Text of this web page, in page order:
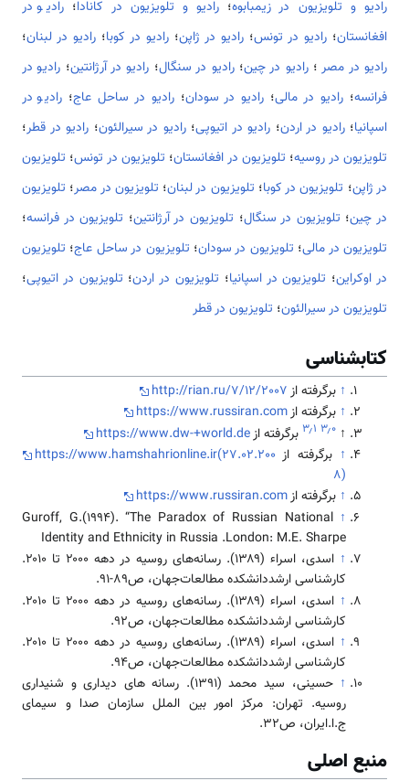
رادیو و تلویزیون در زیمبابوه؛ رادیو و تلویزیون در کانادا؛ رادیو در
افغانستان؛ رادیو در تونس؛ رادیو در ژاپن؛ رادیو در کوبا؛ رادیو در لبنان؛
رادیو در مصر؛رادیو در چین؛رادیو در سنگال؛ رادیو در آرژانتین؛ رادیو در
فرانسه؛ رادیو در مالی؛ رادیو در سودان؛رادیو در ساحل عاج؛رادیو در
اسپانیا؛رادیو در اردن؛ رادیو در اتیوپی؛رادیو در سیرالئون؛ رادیو در قطر؛
تلویزیون در روسیه؛ تلویزیون در افغانستان؛ تلویزیون در تونس؛ تلویزیون
در ژاپن؛ تلویزیون در کوبا؛ تلویزیون در لبنان؛ تلویزیون در مصر؛ تلویزیون
در چین؛ تلویزیون در سنگال؛ تلویزیون در آرژانتین؛ تلویزیون در فرانسه؛
تلویزیون در مالی؛ تلویزیون در سودان؛ تلویزیون در ساحل عاج؛ تلویزیون
در اوکراین؛ تلویزیون در اسپانیا؛ تلویزیون در اردن؛ تلویزیون در اتیوپی؛
تلویزیون در سیرالئون؛ تلویزیون در قطر
کتابشناسی
↑ برگرفته ازhttp://rian.ru/7/12/2007
↑ برگرفته ازhttps://www.russiran.com
↑ ۳٫۰ ۳٫۱ برگرفته ازhttps://www.dw-+world.de
↑ برگرفته از https://www.hamshahrionline.ir(27.02.200
8)
↑ برگرفته ازhttps://www.russiran.com
↑
Guroff, G.(1994). “The Paradox of Russian National
Identity and Ethnicity in Russia .London: M.E. Sharpe
↑
اسدی، اسراء (۱۳۸۹). رسانه‌های روسیه در دهه ۲۰۰۰ تا ۲۰۱۰.
کارشناسی ارشددانشکده مطالعات‌جهان، ص89-91.
↑
اسدی، اسراء (۱۳۸۹). رسانه‌های روسیه در دهه ۲۰۰۰ تا ۲۰۱۰.
کارشناسی ارشددانشکده مطالعات‌جهان، ص92.
↑
اسدی، اسراء (۱۳۸۹). رسانه‌های روسیه در دهه ۲۰۰۰ تا ۲۰۱۰.
کارشناسی ارشددانشکده مطالعات‌جهان، ص94.
↑
حسینی، سید محمد (1391). رسانه های دیداری و شنیداری
روسیه. تهران: مرکز امور بین الملل سازمان صدا و سیمای
ج.ا.ایران، ص32.
منبع اصلی